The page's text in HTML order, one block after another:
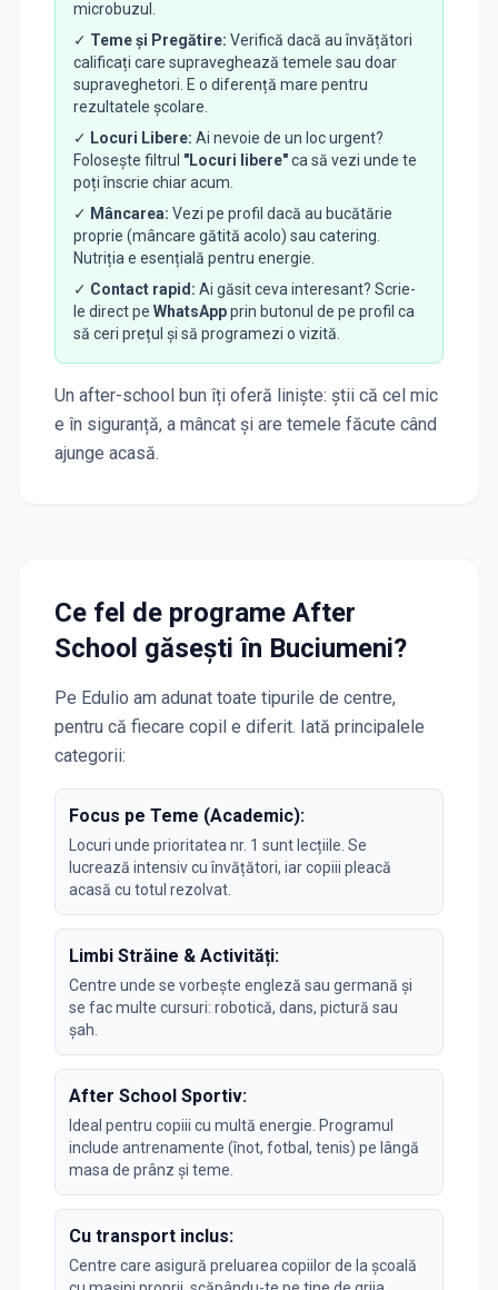
microbuzul.
✓ Teme și Pregătire: Verifică dacă au învățători
calificați care supraveghează temele sau doar
supraveghetori. E o diferență mare pentru
rezultatele școlare.
✓ Locuri Libere: Ai nevoie de un loc urgent?
Folosește filtrul "Locuri libere"ca să vezi unde te
poți înscrie chiar acum.
✓ Mâncarea: Vezi pe profil dacă au bucătărie
proprie (mâncare gătită acolo) sau catering.
Nutriția e esențială pentru energie.
✓ Contact rapid: Ai găsit ceva interesant? Scrie-
le direct pe WhatsAppprin butonul de pe profil ca
să ceri prețul și să programezi o vizită.
Un after-school bun îți oferă liniște: știi că cel mic
e în siguranță, a mâncat și are temele făcute când
ajunge acasă.
Ce fel de programe After
School găsești în Buciumeni?
Pe Edulio am adunat toate tipurile de centre,
pentru că fiecare copil e diferit. Iată principalele
categorii:
Focus pe Teme (Academic):
Locuri unde prioritatea nr. 1 sunt lecțiile. Se
lucrează intensiv cu învățători, iar copiii pleacă
acasă cu totul rezolvat.
Limbi Străine & Activități:
Centre unde se vorbește engleză sau germană și
se fac multe cursuri: robotică, dans, pictură sau
șah.
After School Sportiv:
Ideal pentru copiii cu multă energie. Programul
include antrenamente (înot, fotbal, tenis) pe lângă
masa de prânz și teme.
Cu transport inclus:
Centre care asigură preluarea copiilor de la școală